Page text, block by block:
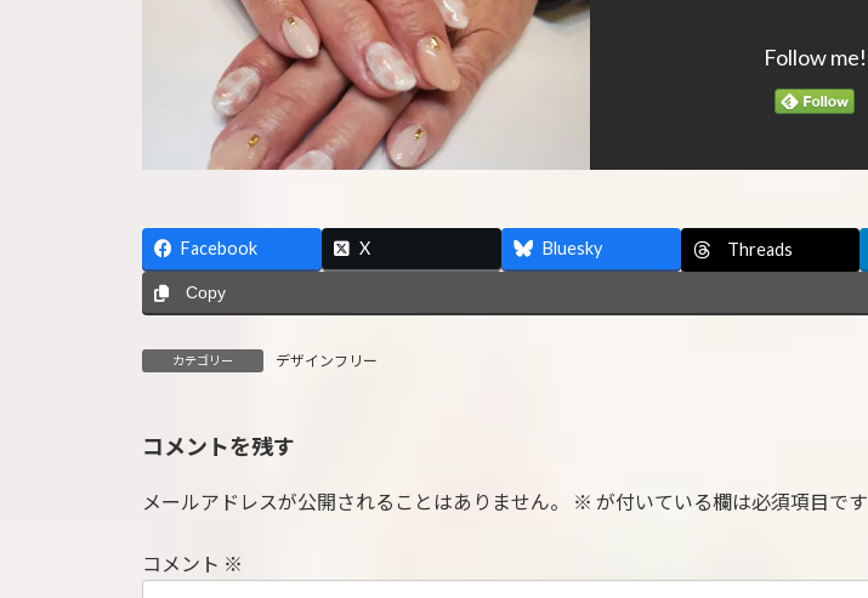
Follow me!
Facebook X Bluesky Threads
Copy
カテゴリー デザインフリー
コメントを残す
メールアドレスが公開されることはありません。 ※ が付いている欄は必須項目です
コメント ※